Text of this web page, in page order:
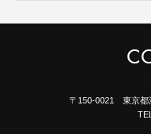
〒150-0021 東京都